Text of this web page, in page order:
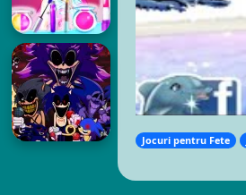
Jocuri pentru Fete